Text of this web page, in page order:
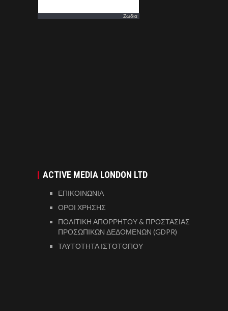
Ζωδια
ACTIVE MEDIA LONDON LTD
ΕΠΙΚΟΙΝΩΝΙΑ
ΟΡΟΙ ΧΡΗΣΗΣ
ΠΟΛΙΤΙΚΗ ΑΠΟΡΡΗΤΟΥ & ΠΡΟΣΤΑΣΙΑΣ
ΠΡΟΣΩΠΙΚΩΝ ΔΕΔΟΜΕΝΩΝ (GDPR)
ΤΑΥΤΟΤΗΤΑ ΙΣΤΟΤΟΠΟΥ